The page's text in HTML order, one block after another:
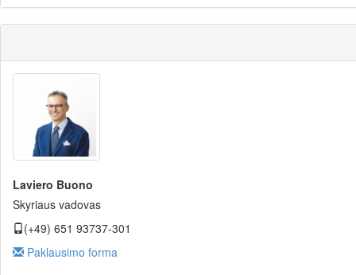
Laviero Buono
Skyriaus vadovas
(+49) 651 93737-301
Paklausimo forma